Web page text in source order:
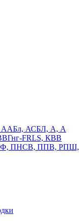
АСБЛ, А, А
FRLS, КВВ
ПНСВ, ППВ, РПШ,